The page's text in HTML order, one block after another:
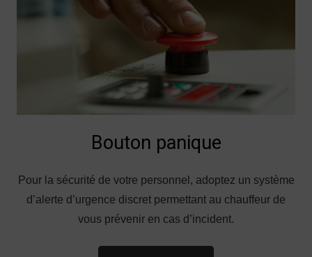
Bouton panique
Pour la sécurité de votre personnel, adoptez un système
d’alerte d’urgence discret permettant au chauffeur de
vous prévenir en cas d’incident.